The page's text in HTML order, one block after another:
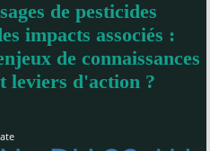
de pesticides
impacts associés :
de connaissances
leviers d'action ?